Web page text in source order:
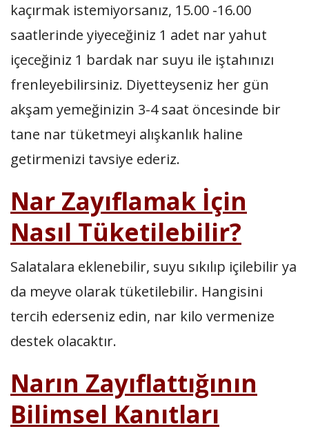
kaçırmak istemiyorsanız, 15.00 -16.00
saatlerinde yiyeceğiniz 1 adet nar yahut
içeceğiniz 1 bardak nar suyu ile iştahınızı
frenleyebilirsiniz. Diyetteyseniz her gün
akşam yemeğinizin 3-4 saat öncesinde bir
tane nar tüketmeyi alışkanlık haline
getirmenizi tavsiye ederiz.
Nar Zayıflamak İçin
Nasıl Tüketilebilir?
Salatalara eklenebilir, suyu sıkılıp içilebilir ya
da meyve olarak tüketilebilir. Hangisini
tercih ederseniz edin, nar kilo vermenize
destek olacaktır.
Narın Zayıflattığının
Bilimsel Kanıtları